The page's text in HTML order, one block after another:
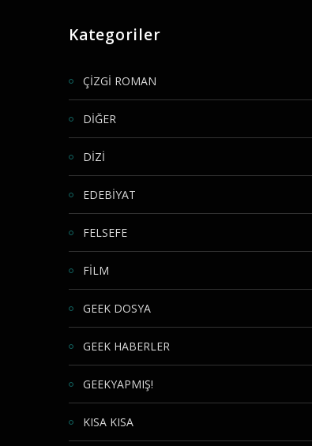
Kategoriler
ÇİZGİ ROMAN
DİĞER
DİZİ
EDEBİYAT
FELSEFE
FİLM
GEEK DOSYA
GEEK HABERLER
GEEKYAPMIŞ!
KISA KISA